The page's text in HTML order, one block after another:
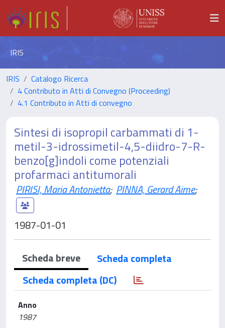
IRIS
IRIS
Catalogo Ricerca
4 Contributo in Atti di Convegno (Proceeding)
4.1 Contributo in Atti di convegno
Sintesi di isopropil carbammati di 1-
metil-3-idrossimetil-4,5-diidro-7-R-
benzo[g]indoli come potenziali
profarmaci antitumorali
PIRISI, Maria Antonietta; PINNA, Gerard Aime;
1987-01-01
Scheda breve
Scheda completa
Scheda completa (DC)
Anno
1987